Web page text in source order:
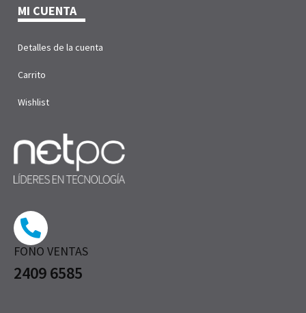
FONO VENTAS
2409 6585
MI CUENTA
Detalles de la cuenta
Carrito
Wishlist